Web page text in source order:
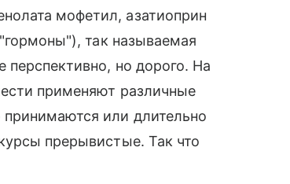
мофетил, азатиоприн
так называемая
перспективно, но дорого. На
применяют различные
или длительно
прерывистые. Так что